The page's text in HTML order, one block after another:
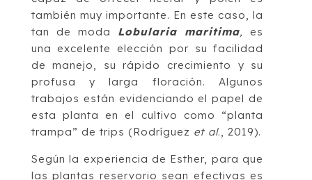
también muy importante. En este caso, la
tan de moda Lobularia maritima,es
una excelente elección por su facilidad
de manejo, su rápido crecimiento y su
profusa y larga floración. Algunos
trabajos están evidenciando el papel de
esta planta en el cultivo como “planta
trampa” de trips (Rodríguez et al., 2019).
Según la experiencia de Esther, para que
las plantas reservorio sean efectivas es